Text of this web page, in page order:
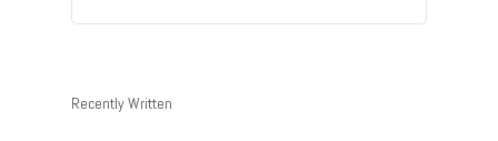
Recently Written
Découverte